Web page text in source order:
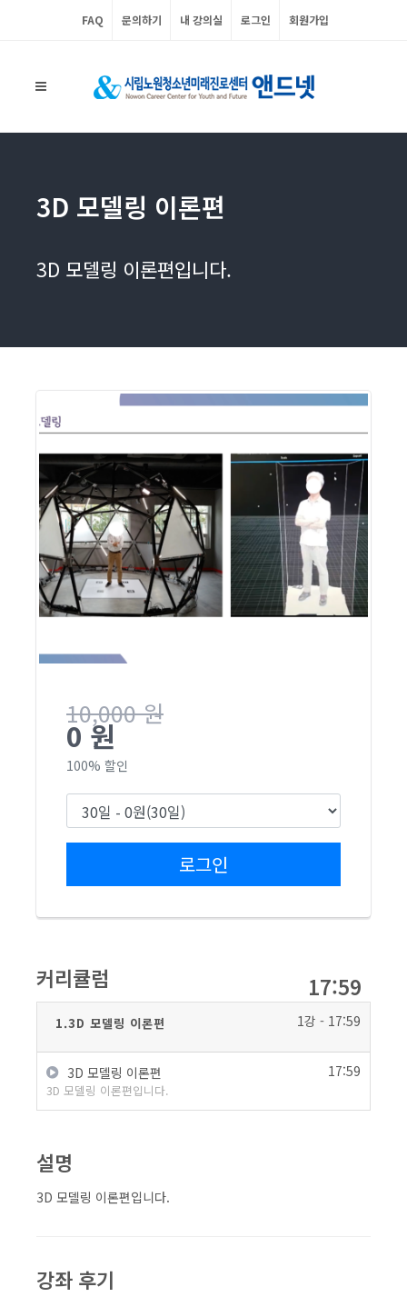
FAQ 문의하기 내 강의실 로그인 회원가입
3D 모델링 이론편
3D 모델링 이론편입니다.
10,000 원
0 원
100% 할인
로그인
커리큘럼 17:59
1.3D 모델링 이론편 1강 - 17:59
3D 모델링 이론편 17:59
3D 모델링 이론편입니다.
설명
3D 모델링 이론편입니다.
강좌 후기